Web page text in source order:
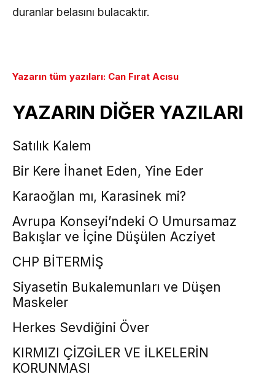
duranlar belasını bulacaktır.
Yazarın tüm yazıları: Can Fırat Acısu
YAZARIN DİĞER YAZILARI
Satılık Kalem
Bir Kere İhanet Eden, Yine Eder
Karaoğlan mı, Karasinek mi?
Avrupa Konseyi’ndeki O Umursamaz
Bakışlar ve İçine Düşülen Acziyet
CHP BİTERMİŞ
Siyasetin Bukalemunları ve Düşen
Maskeler
Herkes Sevdiğini Över
KIRMIZI ÇİZGİLER VE İLKELERİN
KORUNMASI